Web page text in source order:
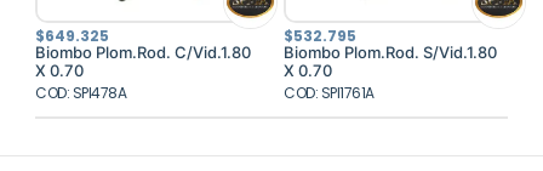
$649.325
Biombo Plom.Rod. C/Vid.1.80
X 0.70
COD: SPI478A
$532.795
Biombo Plom.Rod. S/Vid.1.80
X 0.70
COD: SPI1761A